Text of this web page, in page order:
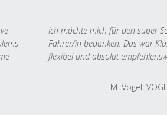
Ich möchte mich für den super
Fahrer/in bedanken. Das war
flexibel und absolut
M. Vogel,